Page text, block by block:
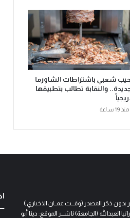
شعبي باشتراطات الشاورما
والنقابة تطالب بتطبيقها
منذ 19 ساعة
ذكر المصدر (وقـــت عمــان الاخباري )
(الجامعة) ناشـــر الموقع: دينا أبو